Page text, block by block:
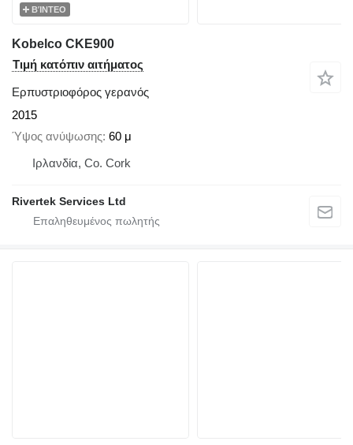
ΒΊΝΤΕΟ
Kobelco CKE900
Τιμή κατόπιν αιτήματος
Ερπυστριοφόρος γερανός
2015
Ύψος ανύψωσης 60 μ
Ιρλανδία, Co. Cork
Rivertek Services Ltd